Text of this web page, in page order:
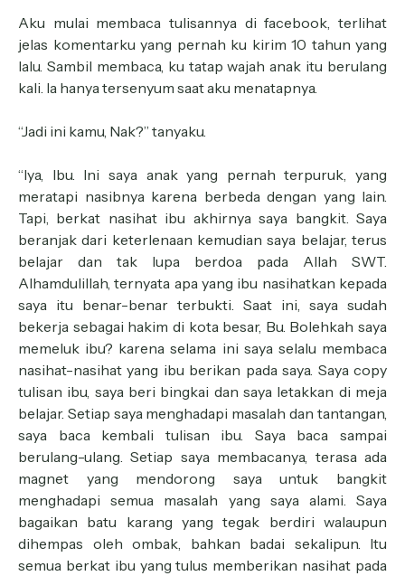
Aku mulai membaca tulisannya di facebook, terlihat
jelas komentarku yang pernah ku kirim 10 tahun yang
lalu. Sambil membaca, ku tatap wajah anak itu berulang
kali. Ia hanya tersenyum saat aku menatapnya.
“Jadi ini kamu, Nak?” tanyaku.
“Iya, Ibu. Ini saya anak yang pernah terpuruk, yang
meratapi nasibnya karena berbeda dengan yang lain.
Tapi, berkat nasihat ibu akhirnya saya bangkit. Saya
beranjak dari keterlenaan kemudian saya belajar, terus
belajar dan tak lupa berdoa pada Allah SWT.
Alhamdulillah, ternyata apa yang ibu nasihatkan kepada
saya itu benar-benar terbukti. Saat ini, saya sudah
bekerja sebagai hakim di kota besar, Bu. Bolehkah saya
memeluk ibu? karena selama ini saya selalu membaca
nasihat-nasihat yang ibu berikan pada saya. Saya copy
tulisan ibu, saya beri bingkai dan saya letakkan di meja
belajar. Setiap saya menghadapi masalah dan tantangan,
saya baca kembali tulisan ibu. Saya baca sampai
berulang-ulang. Setiap saya membacanya, terasa ada
magnet yang mendorong saya untuk bangkit
menghadapi semua masalah yang saya alami. Saya
bagaikan batu karang yang tegak berdiri walaupun
dihempas oleh ombak, bahkan badai sekalipun. Itu
semua berkat ibu yang tulus memberikan nasihat pada